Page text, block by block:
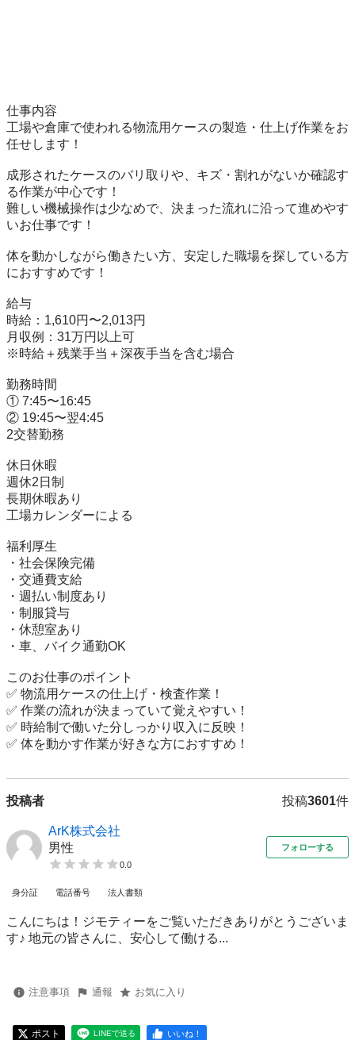
仕事内容
工場や倉庫で使われる物流用ケースの製造・仕上げ作業をお
任せします！
成形されたケースのバリ取りや、キズ・割れがないか確認す
る作業が中心です！
難しい機械操作は少なめで、決まった流れに沿って進めやす
いお仕事です！
体を動かしながら働きたい方、安定した職場を探している方
におすすめです！
給与
時給：1,610円〜2,013円
月収例：31万円以上可
※時給＋残業手当＋深夜手当を含む場合
勤務時間
① 7:45〜16:45
② 19:45〜翌4:45
2交替勤務
休日休暇
週休2日制
長期休暇あり
工場カレンダーによる
福利厚生
・社会保険完備
・交通費支給
・週払い制度あり
・制服貸与
・休憩室あり
・車、バイク通勤OK
このお仕事のポイント
✅ 物流用ケースの仕上げ・検査作業！
✅ 作業の流れが決まっていて覚えやすい！
✅ 時給制で働いた分しっかり収入に反映！
✅ 体を動かす作業が好きな方におすすめ！
投稿者 投稿3601件
ArK株式会社
男性
0.0
フォローする
身分証 電話番号 法人書類
こんにちは！ジモティーをご覧いただきありがとうございま
す♪ 地元の皆さんに、安心して働ける...
注意事項 通報 お気に入り
ポスト LINEで送る いいね！